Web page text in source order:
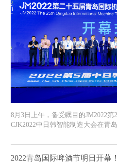
8月3日上午，备受瞩目的JM2022第
CJK2022中日韩智能制造大会在青
2022青岛国际啤酒节明日开幕